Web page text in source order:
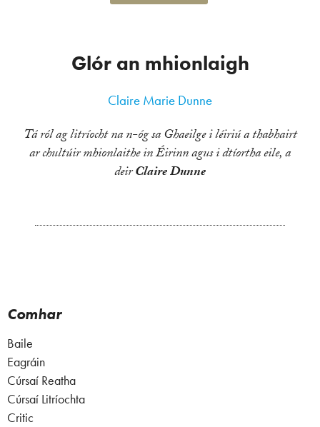
Glór an mhionlaigh
Claire Marie Dunne
Tá ról ag litríocht na n-óg sa Ghaeilge i léiriú a thabhairt
ar chultúir mhionlaithe in Éirinn agus i dtíortha eile, a
deirClaire Dunne
Comhar
Baile
Eagráin
Cúrsaí Reatha
Cúrsaí Litríochta
Critic